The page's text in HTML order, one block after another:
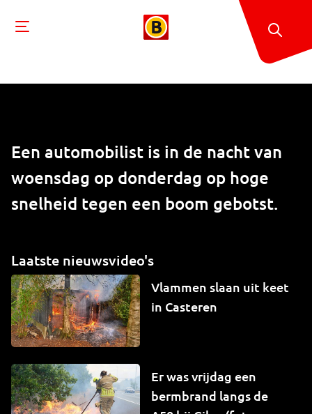
Een automobilist is in de nacht van
woensdag op donderdag op hoge
snelheid tegen een boom gebotst.
Laatste nieuwsvideo's
Vlammen slaan uit keet
in Casteren
Er was vrijdag een
bermbrand langs de